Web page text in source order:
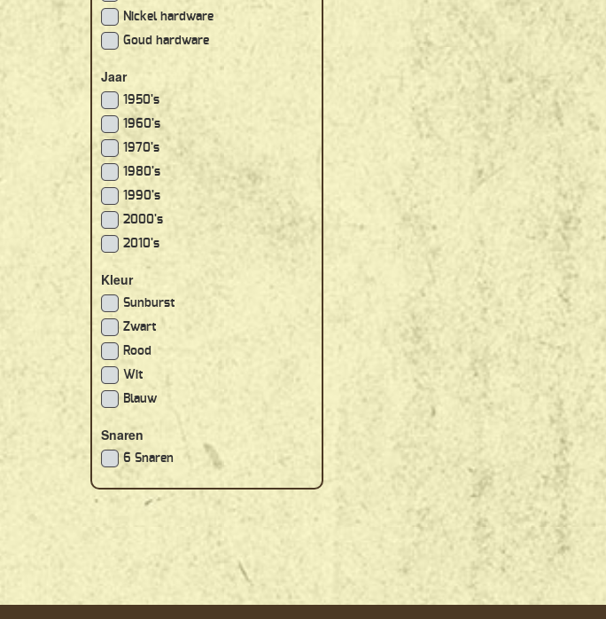
Nickel hardware
Goud hardware
Jaar
1950's
1960's
1970's
1980's
1990's
2000's
2010's
Kleur
Sunburst
Zwart
Rood
Wit
Blauw
Snaren
6 Snaren